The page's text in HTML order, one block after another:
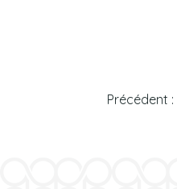
Précédent :